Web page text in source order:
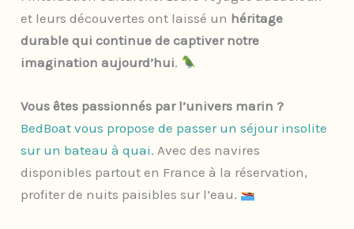
et leurs découvertes ont laissé un héritage
durable qui continue de captiver notre
imagination aujourd’hui.
Vous êtes passionnés par l’univers marin ?
BedBoat vous propose de passer un séjour insolite
sur un bateau à quai. Avec des navires
disponibles partout en France à la réservation,
profiter de nuits paisibles sur l’eau.